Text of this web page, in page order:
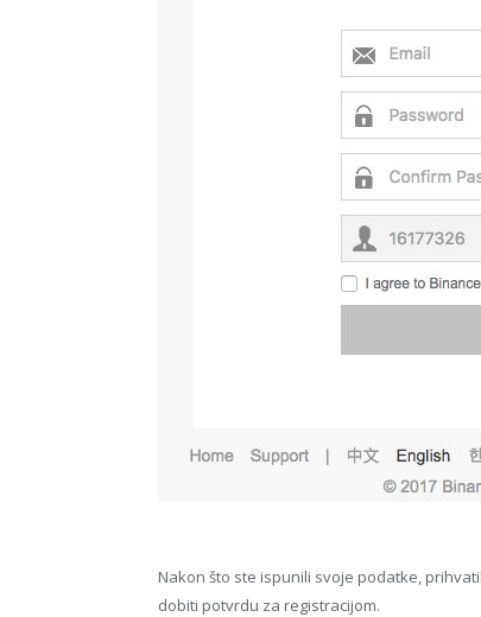
Nakon što ste ispunili svoje podatke,
dobiti potvrdu za registracijom.